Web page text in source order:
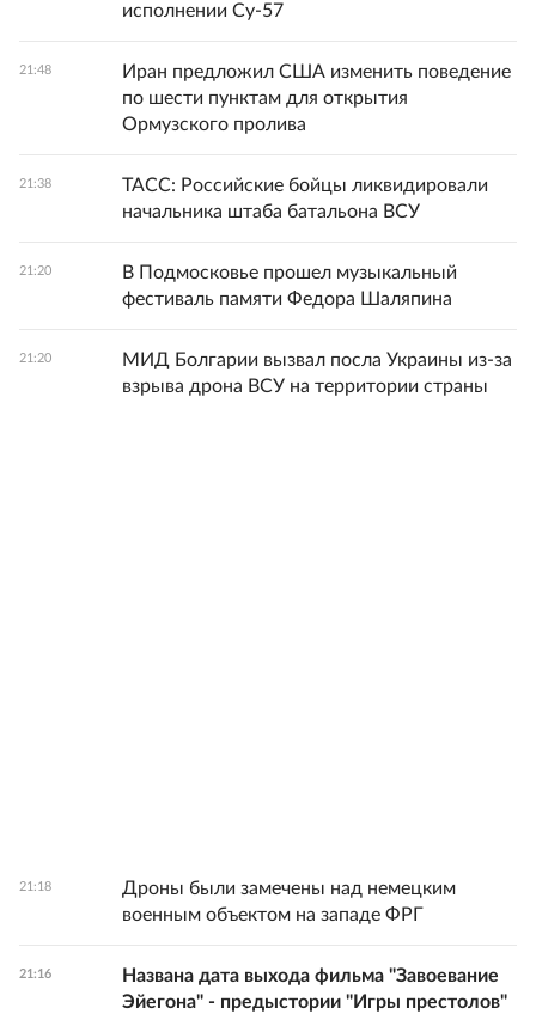
исполнении Су-57
21:48
Иран предложил США изменить поведение
по шести пунктам для открытия
Ормузского пролива
21:38
ТАСС: Российские бойцы ликвидировали
начальника штаба батальона ВСУ
21:20
В Подмосковье прошел музыкальный
фестиваль памяти Федора Шаляпина
21:20
МИД Болгарии вызвал посла Украины из-за
взрыва дрона ВСУ на территории страны
21:18
Дроны были замечены над немецким
военным объектом на западе ФРГ
21:16
Названа дата выхода фильма "Завоевание
Эйегона" - предыстории "Игры престолов"